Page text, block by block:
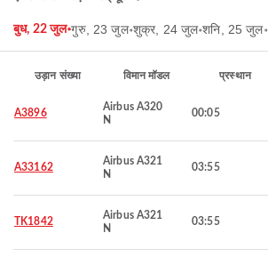
बुध, 22 जुल॰गुरु, 23 जुल॰शुक्र, 24 जुल॰शनि, 25 जुल॰
उड़ान संख्या विमान मॉडल प्रस्थान
A3896
Airbus A320
N
00:05
A33162
Airbus A321
N
03:55
TK1842
Airbus A321
N
03:55